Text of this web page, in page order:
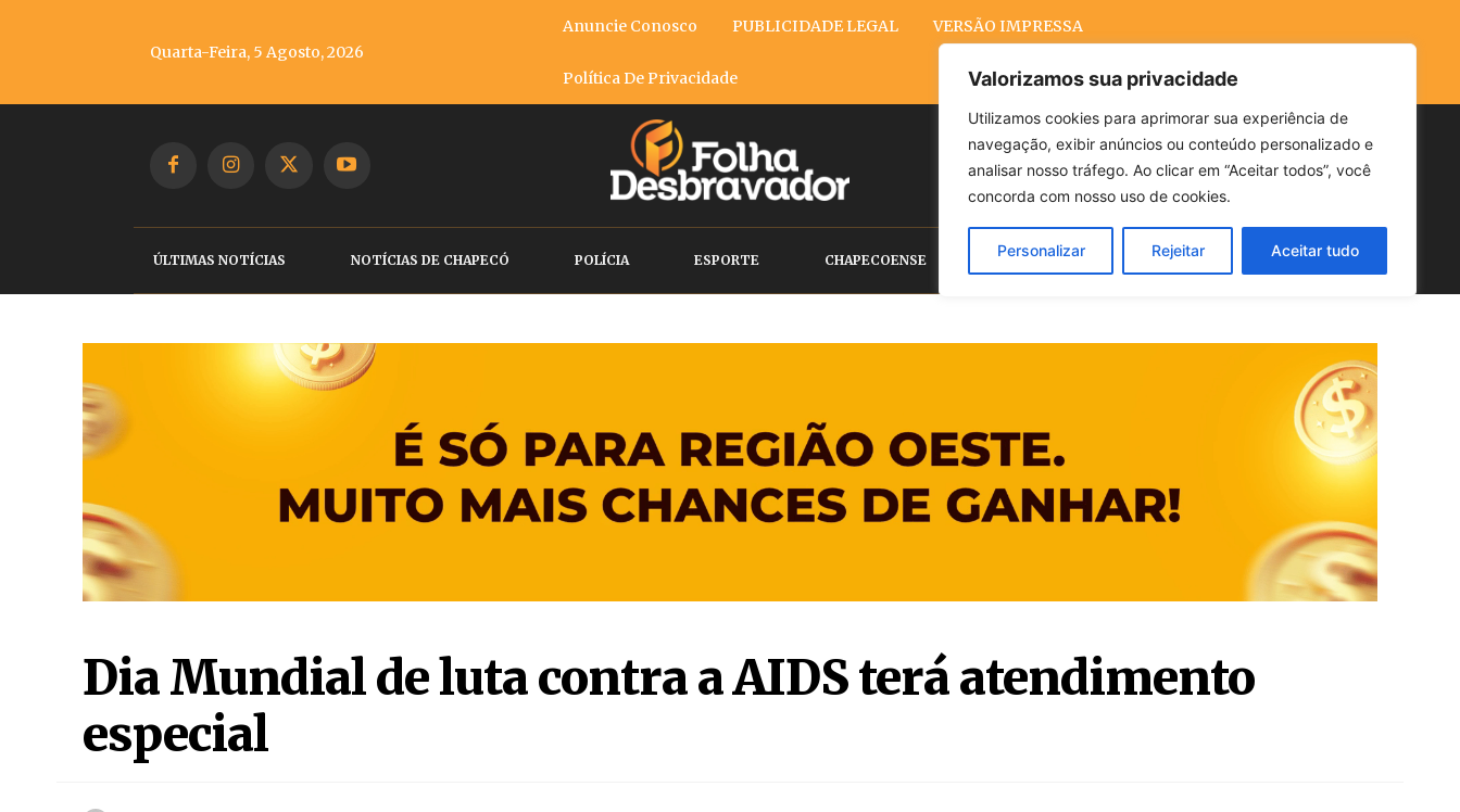
Valorizamos sua privacidade
Utilizamos cookies para aprimorar sua experiência de
navegação, exibir anúncios ou conteúdo personalizado e
analisar nosso tráfego. Ao clicar em “Aceitar todos”, você
concorda com nosso uso de cookies.
Personalizar Rejeitar Aceitar tudo
Quarta-Feira, 5 Agosto, 2026
Anuncie Conosco PUBLICIDADE LEGAL VERSÃO IMPRESSA
Política De Privacidade
Buscar
ÚLTIMAS NOTÍCIAS NOTÍCIAS DE CHAPECÓ POLÍCIA ESPORTE CHAPECOENSE POLÍTICA CLIMA ECONOMIA
Dia Mundial de luta contra a AIDS terá atendimento
especial
IVANETE GIARETTA
28 DE NOVEMBRO DE 2024
ATUALIZADO HÁ 28 DE NOVEMBRO DE 2024